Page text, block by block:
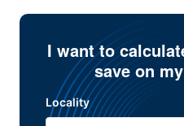
I want to
save on
Locality